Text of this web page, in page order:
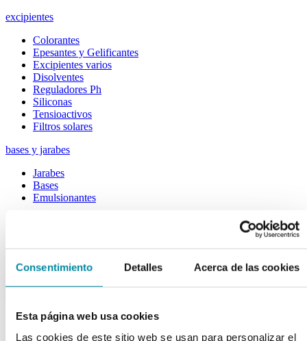
Consentimiento Detalles Acerca de las cookies
Esta página web usa cookies
Las cookies de este sitio web se usan para personalizar el
excipientes
Colorantes
Epesantes y Gelificantes
Excipientes varios
Disolventes
Reguladores Ph
Siliconas
Tensioactivos
Filtros solares
bases y jarabes
Jarabes
Bases
Emulsionantes
Ceras
Esencias naturales